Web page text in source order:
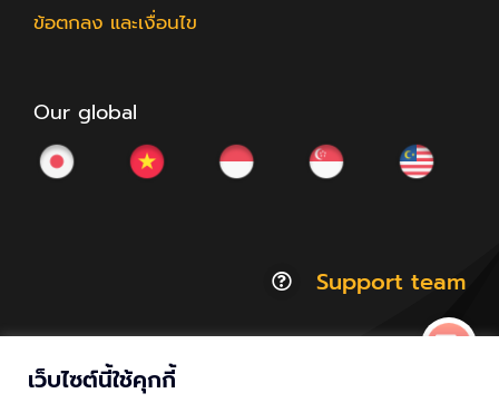
ข้อตกลง และเงื่อนไข
Our global
Support team
เว็บไซต์นี้ใช้คุกกี้